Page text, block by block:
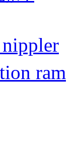
nippler
ram